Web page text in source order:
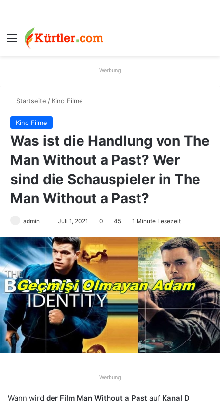
Menü
Werbung
Startseite / Kino Filme
Kino Filme
Was ist die Handlung von The
Man Without a Past? Wer
sind die Schauspieler in The
Man Without a Past?
admin
n
d
e
u
n
s
n
a
Juli 1, 2021 0 45 1 Minute Lesezeit
Werbung
Wann wird der Film Man Without a Past auf Kanal D